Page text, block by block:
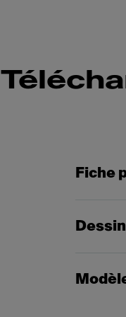
Fiche